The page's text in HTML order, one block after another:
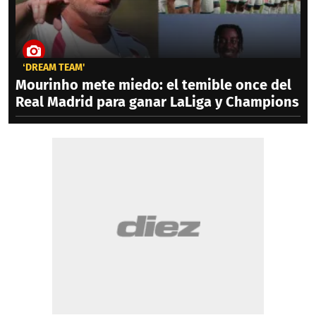
‘DREAM TEAM'
Mourinho mete miedo: el temible once del
Real Madrid para ganar LaLiga y Champions